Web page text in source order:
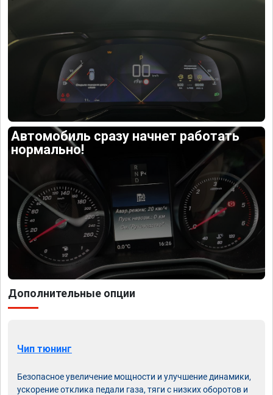
Автомобиль сразу начнет работать
нормально!
Дополнительные опции
Чип тюнинг
Безопасное увеличение мощности и улучшение динамики,
ускорение отклика педали газа, тяги с низких оборотов и